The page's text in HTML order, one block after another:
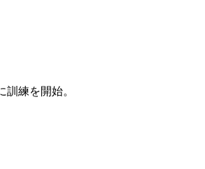
訓練を開始。